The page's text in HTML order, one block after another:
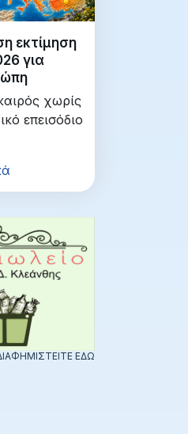
εκτίμηση
για
χωρίς
επεισόδιο
ΕΔΩ